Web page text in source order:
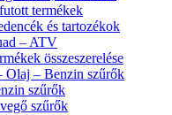
termékek
és tartozékok
– ATV
összeszerelése
Olaj – Benzin szűrők
szűrők
szűrők